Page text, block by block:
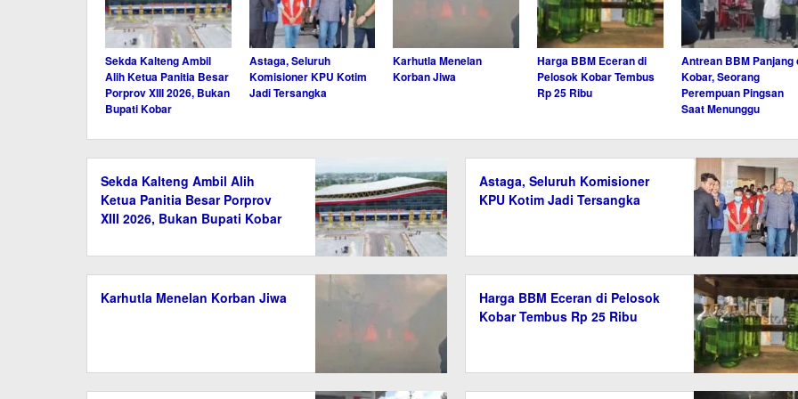
Sekda Kalteng Ambil
Alih Ketua Panitia Besar
Porprov XIII 2026, Bukan
Bupati Kobar
Astaga, Seluruh
Komisioner KPU Kotim
Jadi Tersangka
Karhutla Menelan
Korban Jiwa
Harga BBM Eceran di
Pelosok Kobar Tembus
Rp 25 Ribu
Antrean BBM Panjang
Kobar, Seorang
Perempuan Pingsan
Saat Menunggu
Sekda Kalteng Ambil Alih
Ketua Panitia Besar Porprov
XIII 2026, Bukan Bupati Kobar
Astaga, Seluruh Komisioner
KPU Kotim Jadi Tersangka
Karhutla Menelan Korban Jiwa
Harga BBM Eceran di Pelosok
Kobar Tembus Rp 25 Ribu